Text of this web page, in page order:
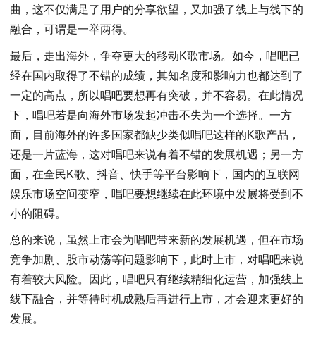
曲，这不仅满足了用户的分享欲望，又加强了线上与线下的
融合，可谓是一举两得。
最后，走出海外，争夺更大的移动K歌市场。如今，唱吧已
经在国内取得了不错的成绩，其知名度和影响力也都达到了
一定的高点，所以唱吧要想再有突破，并不容易。在此情况
下，唱吧若是向海外市场发起冲击不失为一个选择。一方
面，目前海外的许多国家都缺少类似唱吧这样的K歌产品，
还是一片蓝海，这对唱吧来说有着不错的发展机遇；另一方
面，在全民K歌、抖音、快手等平台影响下，国内的互联网
娱乐市场空间变窄，唱吧要想继续在此环境中发展将受到不
小的阻碍。
总的来说，虽然上市会为唱吧带来新的发展机遇，但在市场
竞争加剧、股市动荡等问题影响下，此时上市，对唱吧来说
有着较大风险。因此，唱吧只有继续精细化运营，加强线上
线下融合，并等待时机成熟后再进行上市，才会迎来更好的
发展。